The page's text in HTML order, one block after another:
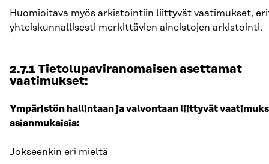
Huomioitava myös arkistointiin liittyvät vaatimukset,
yhteiskunnallisesti merkittävien aineistojen arkistointi.
2.7.1 Tietolupaviranomaisen asettamat
vaatimukset:
Ympäristön hallintaan ja valvontaan liittyvät
asianmukaisia:
Jokseenkin eri mieltä